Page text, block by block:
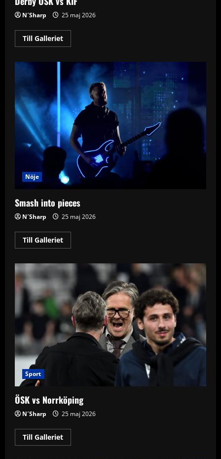
N´Sharp 25 maj 2026
Till GallerietRead
more
ÖSK
vs
KIF
Nöje
Smash into pieces
N´Sharp 25 maj 2026
Till GallerietRead
more
pieces
Sport
ÖSK vs Norrköping
N´Sharp 25 maj 2026
Till GallerietRead
more